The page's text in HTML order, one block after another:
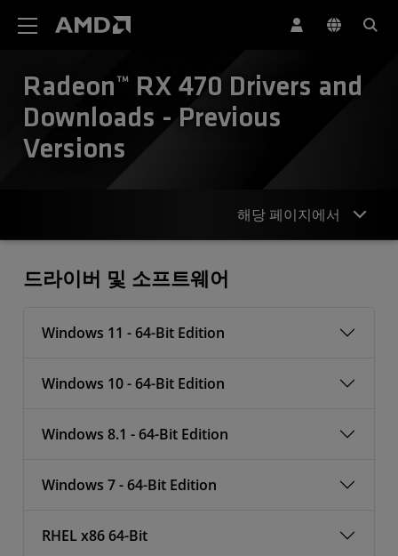
Radeon™ RX 470 Drivers and
Downloads - Previous
Versions
해당 페이지에서
드라이버 및 소프트웨어
Windows 11 - 64-Bit Edition
Windows 10 - 64-Bit Edition
Windows 8.1 - 64-Bit Edition
Windows 7 - 64-Bit Edition
RHEL x86 64-Bit